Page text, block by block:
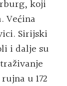
koji
Većina
Sirijski
i dalje su
u 172